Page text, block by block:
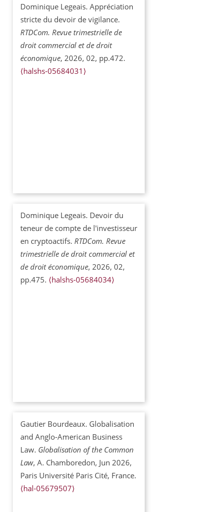
Dominique Legeais. Appréciation
stricte du devoir de vigilance.
RTDCom. Revue trimestrielle de
droit commercial et de droit
économique, 2026, 02, pp.472.
⟨halshs-05684031⟩
Dominique Legeais. Devoir du
teneur de compte de l'investisseur
en cryptoactifs. RTDCom. Revue
trimestrielle de droit commercial et
de droit économique, 2026, 02,
pp.475. ⟨halshs-05684034⟩
Gautier Bourdeaux. Globalisation
and Anglo-American Business
Law. Globalisation of the Common
Law, A. Chamboredon, Jun 2026,
Paris Université Paris Cité, France.
⟨hal-05679507⟩